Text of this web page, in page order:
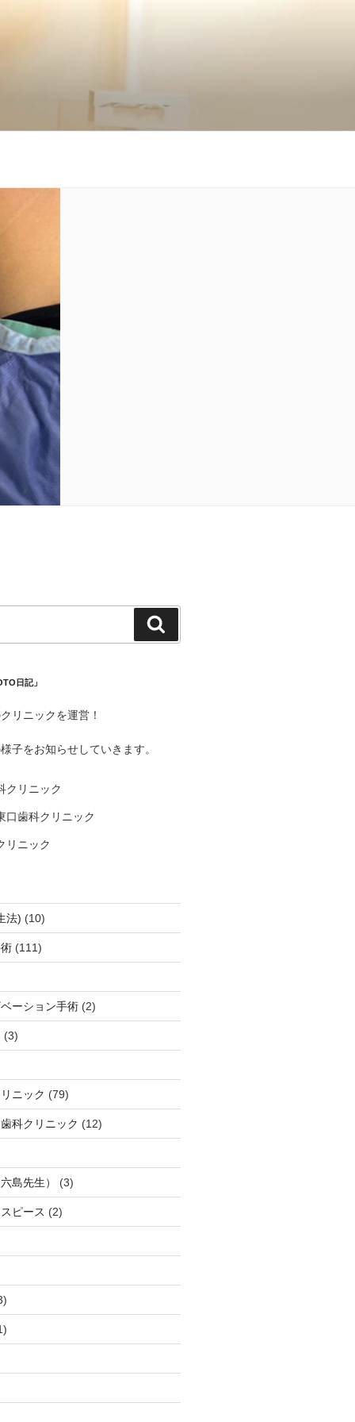
索
日記」
リニックを運営！
子をお知らせしていきます。
クリニック
口歯科クリニック
リニック
法) (10)
(111)
ーション手術(2)
(3)
ニック (79)
科クリニック (12)
島先生） (3)
ピース (2)